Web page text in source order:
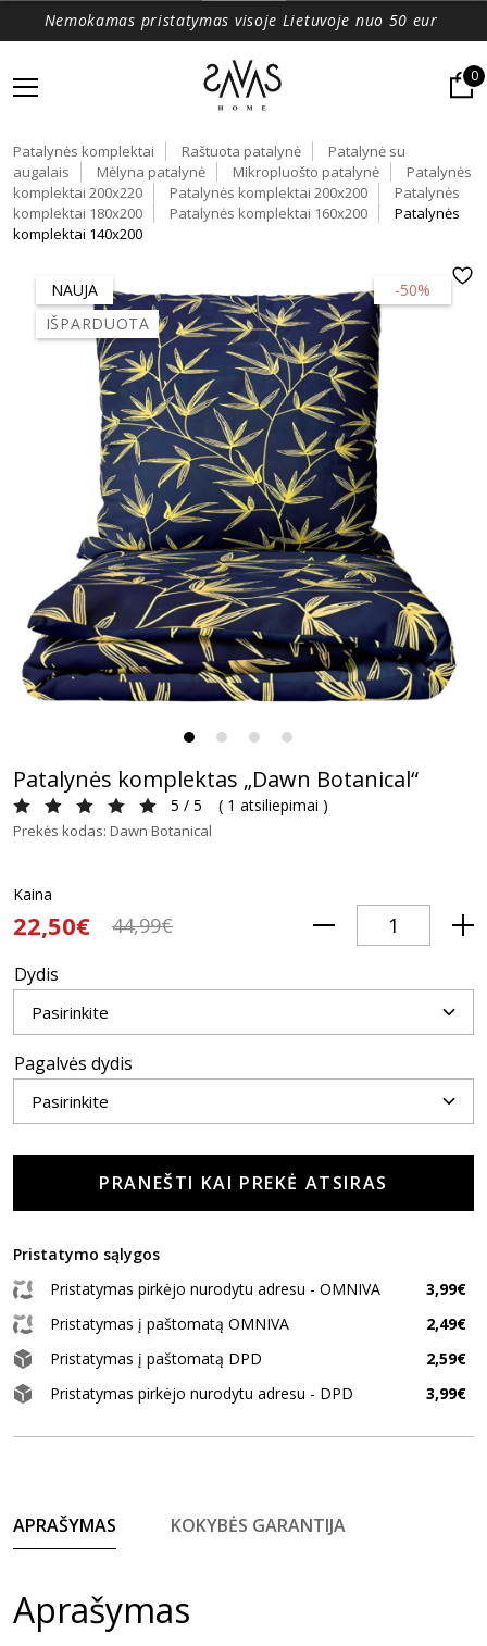
Nemokamas pristatymas visoje Lietuvoje nuo 50 eur
0
Patalynės komplektai Raštuota patalynė
Patalynė su
augalais
Mėlyna patalynė Mikropluošto patalynė
Patalynės
komplektai 200x220
Patalynės komplektai 200x200
Patalynės
komplektai 180x200
Patalynės komplektai 160x200
Patalynės
komplektai 140x200
-50%
NAUJA
IŠPARDUOTA
Patalynės komplektas „Dawn Botanical“
5 / 5 ( 1 atsiliepimai )
Prekės kodas: Dawn Botanical
Kaina
22,50€ 44,99€
Dydis
Pagalvės dydis
PRANEŠTI KAI PREKĖ ATSIRAS
Pristatymo sąlygos
Pristatymas pirkėjo nurodytu adresu - OMNIVA
3,99€
Pristatymas į paštomatą OMNIVA
2,49€
Pristatymas į paštomatą DPD
2,59€
Pristatymas pirkėjo nurodytu adresu - DPD
3,99€
APRAŠYMAS KOKYBĖS GARANTIJA
Aprašymas